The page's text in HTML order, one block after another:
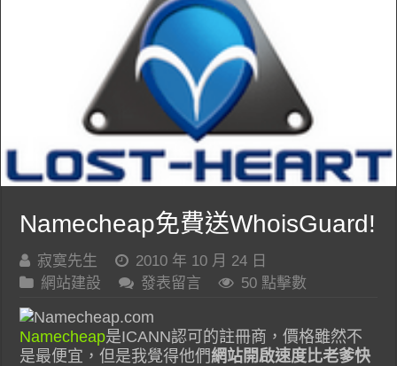
Namecheap免費送WhoisGuard!
寂寞先生
2010 年 10 月 24 日
網站建設
發表留言 50 點擊數
Namecheap是ICANN認可的註冊商，價格雖然不
是最便宜，但是我覺得他們網站開啟速度比老爹快